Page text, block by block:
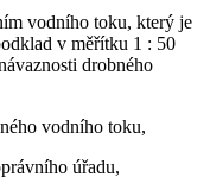
vodního toku, který je
v měřítku 1 : 50
drobného
vodního toku,
úřadu,